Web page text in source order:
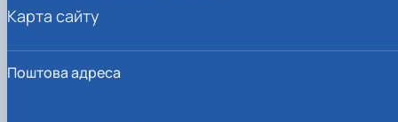
Поштова адреса
Карта сайту